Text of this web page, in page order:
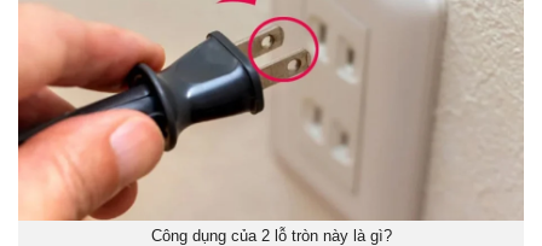
Công dụng của 2 lỗ tròn này là gì?